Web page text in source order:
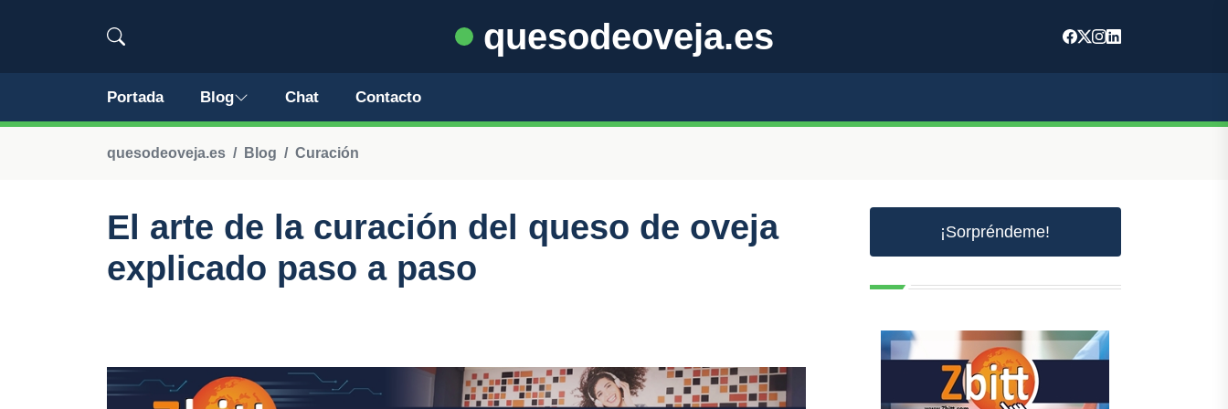
quesodeoveja.es
Portada Blog Chat Contacto
quesodeoveja.es Blog Curación
El arte de la curación del queso de oveja
explicado paso a paso
¡Sorpréndeme!